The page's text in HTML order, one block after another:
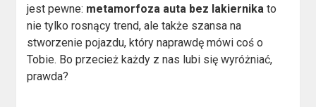
jest pewne: metamorfoza auta bez lakiernika to
nie tylko rosnący trend, ale także szansa na
stworzenie pojazdu, który naprawdę mówi coś o
Tobie. Bo przecież każdy z nas lubi się wyróżniać,
prawda?